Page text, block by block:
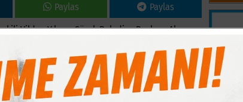
Paylas Paylas
Vildan Yılmaz Gürel, Belediye Başkanı Alper
Gençlik Kolları başkanları, ilçe yönetimi ve
?Bu sene de Muharrem ayına ve bir aşure